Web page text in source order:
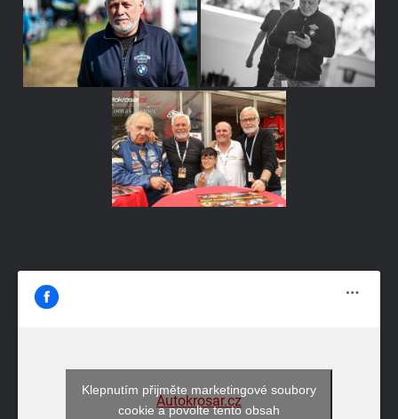
Autokrosar.cz
Klepnutím přijměte marketingové soubory
cookie a povolte tento obsah